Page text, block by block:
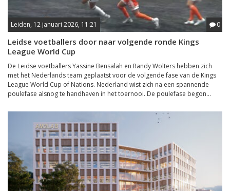
Leiden, 12 januari 2026, 11:21 0
Leidse voetballers door naar volgende ronde Kings
League World Cup
De Leidse voetballers Yassine Bensalah en Randy Wolters hebben zich
met het Nederlands team geplaatst voor de volgende fase van de Kings
League World Cup of Nations. Nederland wist zich na een spannende
poulefase alsnog te handhaven in het toernooi. De poulefase begon...